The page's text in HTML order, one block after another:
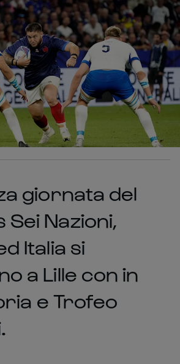
giornata del
Sei Nazioni,
Italia si
a Lille con in
e Trofeo